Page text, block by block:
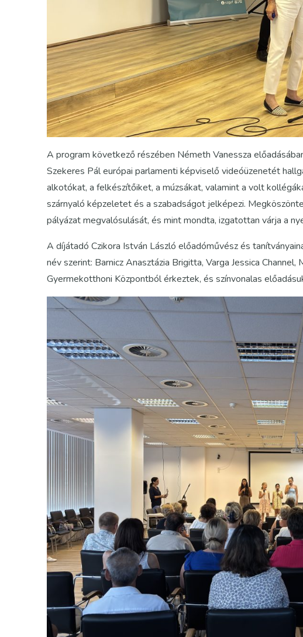
A program következő részében Németh Vanessza
Szekeres Pál európai parlamenti képviselő videóüzenetét
alkotókat, a felkészítőiket, a múzsákat, valamint a volt
szárnyaló képzeletet és a szabadságot jelképezi.
pályázat megvalósulását, és mint mondta, izgatottan várja a
A díjátadó Czikora István László előadóművész és
név szerint: Barnicz Anasztázia Brigitta, Varga Jessica
Gyermekotthoni Központból érkeztek, és színvonalas